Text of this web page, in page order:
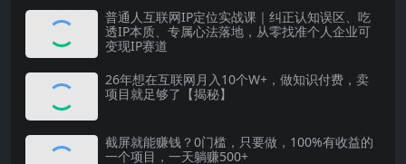
普通人互联网IP定位实战课｜纠正认知误区、吃
透IP本质、专属心法落地，从零找准个人企业可
变现IP赛道
26年想在互联网月入10个W+，做知识付费，卖
项目就足够了【揭秘】
截屏就能赚钱？0门槛，只要做，100%有收益的
一个项目，一天躺赚500+